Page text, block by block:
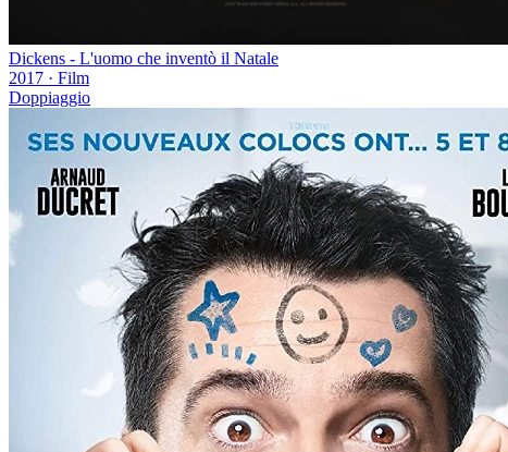
Dickens - L'uomo che inventò il Natale
2017 · Film
Doppiaggio